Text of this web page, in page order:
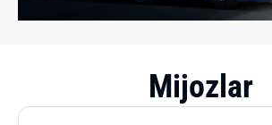
Mijozlar